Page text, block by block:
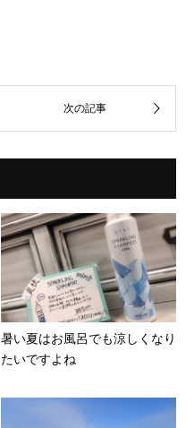
暑い夏はお風呂でも涼しくなり
たいですよね